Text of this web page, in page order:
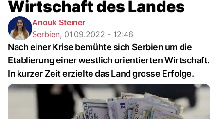
Wirtschaft des Landes
Anouk Steiner
Serbien, 01.09.2022 - 12:46
Nach einer Krise bemühte sich Serbien um die
Etablierung einer westlich orientierten Wirtschaft.
In kurzer Zeit erzielte das Land grosse Erfolge.